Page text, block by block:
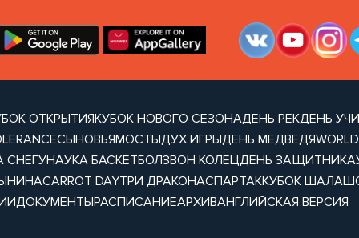
ОТКРЫТИЯКУБОК НОВОГО СЕЗОНАДЕНЬ РЕКДЕНЬ
СЫНОВЬЯМОСТЫДУХ ИГРЫДЕНЬ МЕДВЕДЯ
СНЕГУНАУКА БАСКЕТБОЛЗВОН КОЛЕЦДЕНЬ ЗАЩИТНИКА
CARROT DAYТРИ ДРАКОНАСПАРТАККУБОК
ДОКУМЕНТЫРАСПИСАНИЕАРХИВАНГЛИЙСКАЯ ВЕРСИЯ